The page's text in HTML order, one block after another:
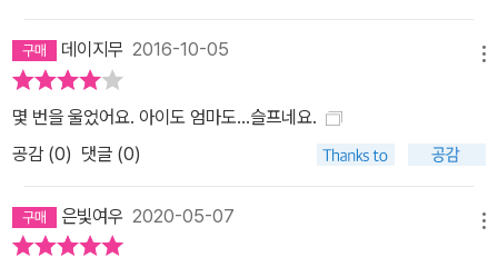
데이지무 2016-10-05
몇 번을 울었어요. 아이도 엄마도...슬프네요.
공감 (0) 댓글 (0)
은빛여우 2020-05-07